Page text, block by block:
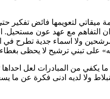
وزراء في حكومة ميقاتي لتعويمها
التفاهم مع عهد عون مستحيل.
ولا اسماء جدية تطرح في
على تبني ترشيح لا يحظى
ما يكفي من المبادرات لعل
ولا لديه ادنى فكرة عن ما